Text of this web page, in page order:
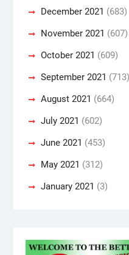
December 2021 (683)
November 2021 (607)
October 2021 (609)
September 2021 (713)
August 2021 (664)
July 2021 (602)
June 2021 (453)
May 2021 (312)
January 2021 (3)